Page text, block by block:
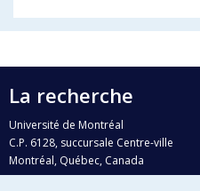
La recherche
Université de Montréal
C.P. 6128, succursale Centre-ville
Montréal, Québec, Canada
H3C 3J7